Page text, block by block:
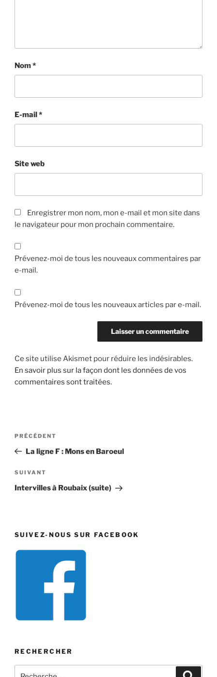
Nom*
E-mail*
Site web
Enregistrer mon nom, mon e-mail et mon site dans
le navigateur pour mon prochain commentaire.
Prévenez-moi de tous les nouveaux commentaires par
e-mail.
Prévenez-moi de tous les nouveaux articles par e-mail.
Ce site utilise Akismet pour réduire les indésirables.
En savoir plus sur la façon dont les données de vos
commentaires sont traitées.
Navigation
l’article
Article
précédent
PRÉCÉDENT
La ligne F : Mons en Baroeul
Article
suivant
SUIVANT
Intervilles à Roubaix (suite)
SUIVEZ-NOUS SUR FACEBOOK
RECHERCHER